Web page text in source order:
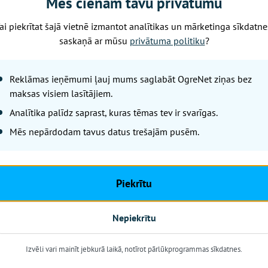
lietotne “112 Latvija” nodrošina šādas
paziņojumus,
padomiem dažādu apdraudējumu gadījumos,
vienoto ārkārtas palīdzības tālruņa numuru 112.
kuri vēl nav lejupielādējuši lietotni “112 Latvija”, to
atjaunināt lietotni, lai piekļūtu jaunākajai informācijai
kopumā ir apsekojušas 3 286 valsts un pašvaldību
stāvus. Atbilstoši vadlīnijām (rekomendācijām)
patvertnes ierīkošanai ir atzīti 395 objekti,
Kopumā ietilpība ir 532 863 cilvēkiem.
patvertņu zīmes, kas tika izvietotas uz ēkām, kurās
vai daļēji atbilstošiem izstrādātajām patvertņu
piekrītat šajā vietnē izmantot analītikas un mārketinga
saskaņā ar mūsu privātuma politiku?
Reklāmas ieņēmumi ļauj mums saglabāt OgreNet ziņas bez
maksas visiem lasītājiem.
Analītika palīdz saprast, kuras tēmas tev ir svarīgas.
Mēs nepārdodam tavus datus trešajām pusēm.
Piekrītu
Nepiekrītu
Izvēli vari mainīt jebkurā laikā, notīrot pārlūkprogrammas sīkdatnes.